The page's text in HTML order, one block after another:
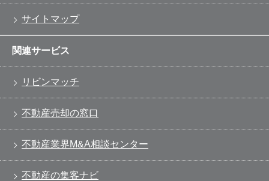
サイトマップ
関連サービス
リビンマッチ
不動産売却の窓口
不動産業界M&A相談センター
不動産の集客ナビ